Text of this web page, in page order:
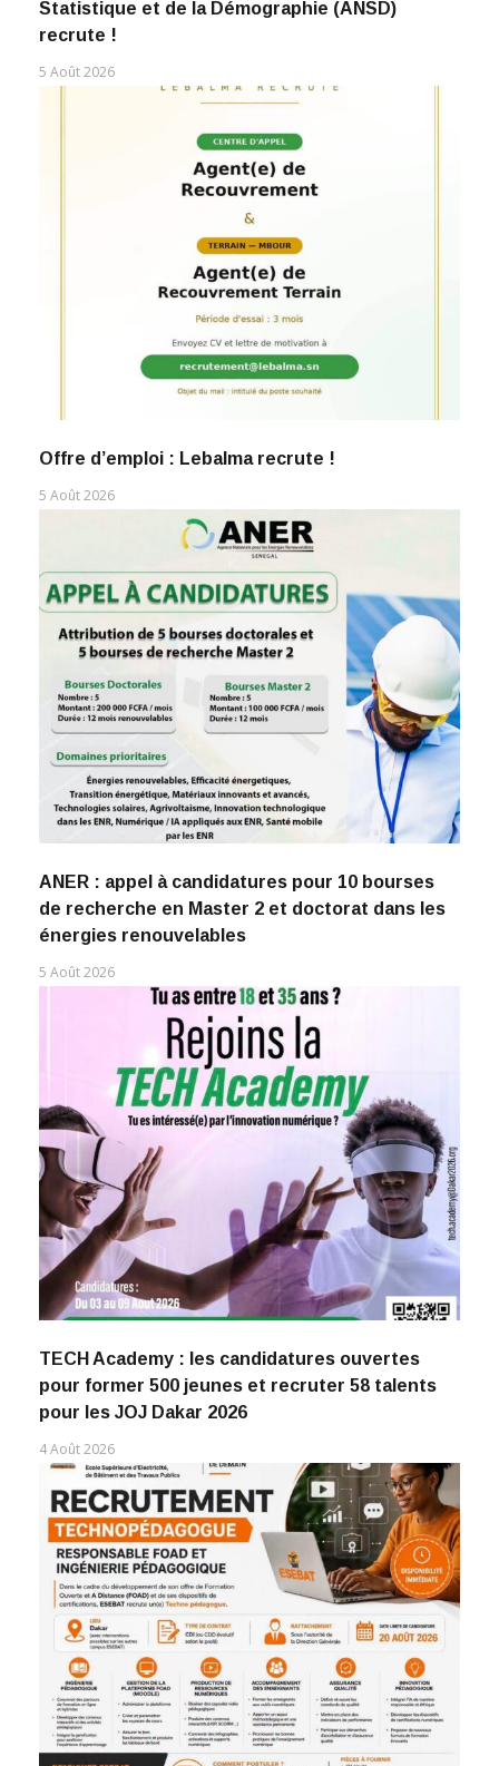
Statistique et de la Démographie (ANSD)
recrute !
5 Août 2026
Offre d’emploi : Lebalma recrute !
5 Août 2026
ANER : appel à candidatures pour 10 bourses
de recherche en Master 2 et doctorat dans les
énergies renouvelables
5 Août 2026
TECH Academy : les candidatures ouvertes
pour former 500 jeunes et recruter 58 talents
pour les JOJ Dakar 2026
4 Août 2026